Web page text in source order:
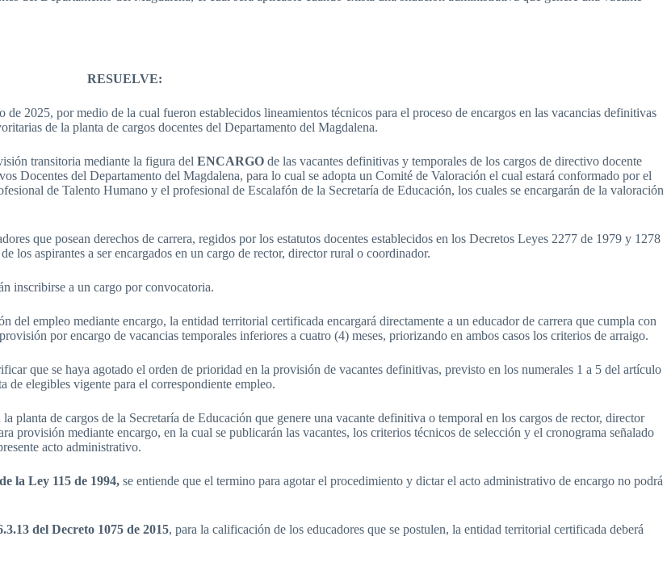
RESUELVE:
2025, por medio de la cual fueron establecidos lineamientos técnicos para el proceso de encargos en las vacancias definitivas
de la planta de cargos docentes del Departamento del Magdalena.
transitoria mediante la figura del ENCARGO de las vacantes definitivas y temporales de los cargos de directivo docente
Docentes del Departamento del Magdalena, para lo cual se adopta un Comité de Valoración el cual estará conformado por el
de Talento Humano y el profesional de Escalafón de la Secretaría de Educación, los cuales se encargarán de la valoración
que posean derechos de carrera, regidos por los estatutos docentes establecidos en los Decretos Leyes 2277 de 1979 y 1278
los aspirantes a ser encargados en un cargo de rector, director rural o coordinador.
inscribirse a un cargo por convocatoria.
del empleo mediante encargo, la entidad territorial certificada encargará directamente a un educador de carrera que cumpla con
por encargo de vacancias temporales inferiores a cuatro (4) meses, priorizando en ambos casos los criterios de arraigo.
que se haya agotado el orden de prioridad en la provisión de vacantes definitivas, previsto en los numerales 1 a 5 del artículo
elegibles vigente para el correspondiente empleo.
planta de cargos de la Secretaría de Educación que genere una vacante definitiva o temporal en los cargos de rector, director
provisión mediante encargo, en la cual se publicarán las vacantes, los criterios técnicos de selección y el cronograma señalado
acto administrativo.
la Ley 115 de 1994, se entiende que el termino para agotar el procedimiento y dictar el acto administrativo de encargo no podrá
del Decreto 1075 de 2015, para la calificación de los educadores que se postulen, la entidad territorial certificada deberá